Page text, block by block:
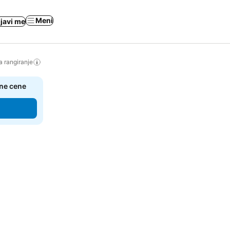
me Meni
rangiranje
cene